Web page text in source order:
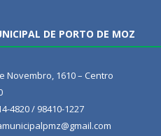
DE PORTO DE MOZ
Novembro, 1610 – Centro
4820 / 98410-1227